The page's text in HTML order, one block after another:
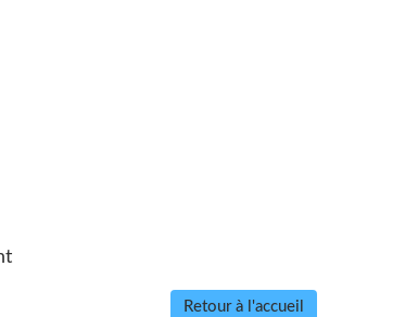
Retour à l'accueil